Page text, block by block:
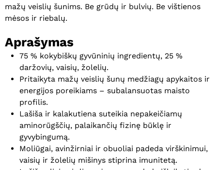
mažų veislių šunims. Be grūdų ir bulvių. Be vištienos
mėsos ir riebalų.
Aprašymas
75 % kokybiškų gyvūninių ingredientų, 25 %
daržovių, vaisių, žolelių.
Pritaikyta mažų veislių šunų medžiagų apykaitos ir
energijos poreikiams – subalansuotas maisto
profilis.
Lašiša ir kalakutiena suteikia nepakeičiamų
aminorūgščių, palaikančių fizinę būklę ir
gyvybingumą.
Moliūgai, avinžirniai ir obuoliai padeda virškinimui,
vaisių ir žolelių mišinys stiprina imunitetą.